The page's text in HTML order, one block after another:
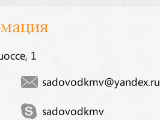
1
sadovodkmv@yandex.ru
sadovodkmv